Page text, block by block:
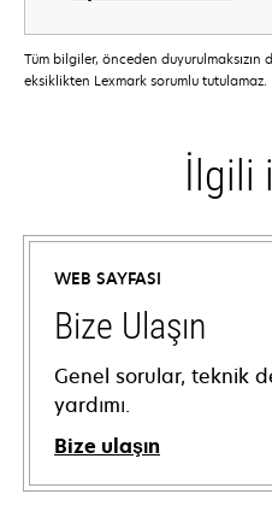
Tüm bilgiler, önceden
eksiklikten Lexmark sorumlu tutulamaz.
İlgili
WEB SAYFASI
Bize Ulaşın
Genel sorular, teknik
yardımı.
Bize ulaşın